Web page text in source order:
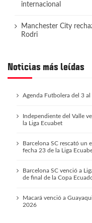
internacional
Manchester City
Rodri
Noticias más leídas
Agenda Futbolera del 3
Independiente del Valle
la Liga Ecuabet
Barcelona SC rescató un
fecha 23 de la Liga
Barcelona SC venció a
de final de la Copa
Macará venció a
2026